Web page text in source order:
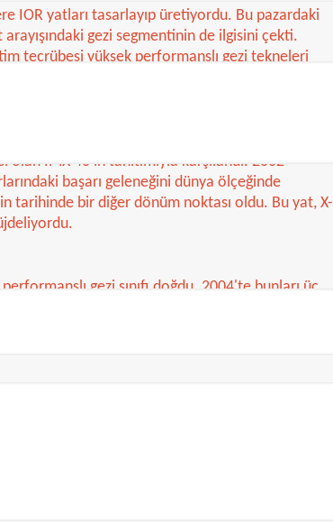
IOR yatları tasarlayıp üretiyordu. Bu pazardaki
gezi segmentinin de ilgisini çekti.
tecrübesi yüksek performanslı gezi tekneleri
olan IMX 40'ın tanıtımıyla karşılandı. 2002
başarı geleneğini dünya ölçeğinde
tarihinde bir diğer dönüm noktası oldu. Bu yat, X-
gezi sınıfı doğdu. 2004'te bunları üç